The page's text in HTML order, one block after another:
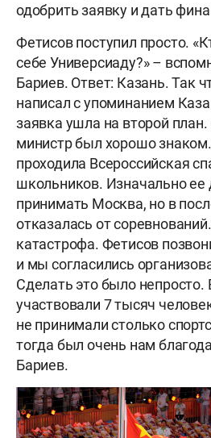
одобрить заявку и дать
Фетисов поступил просто.
себе Универсиаду?» –
Бариев. Ответ: Казань. Так
написал с упоминанием
заявка ушла на второй
министр был хорошо знаком.
проходила Всероссийская
школьников. Изначально
принимать Москва, но в
отказалась от
катастрофа. Фетисов
и мы согласились
Сделать это было непросто.
участвовали 7 тысяч
не принимали столько
тогда был очень нам
Бариев.